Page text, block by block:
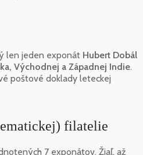
len jeden exponát Hubert Dobál
Východnej a Západnej Indie.
poštové doklady leteckej
filatelie
7 exponátov. Žiaľ, až